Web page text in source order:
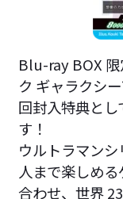
Blu-ray BOX 限
ク ギャラクシ
回封入特典とし
す！
ウルトラマン
人まで楽しめ
合わせ、世界